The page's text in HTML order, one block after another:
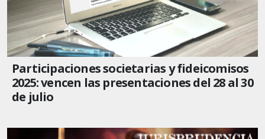
Participaciones societarias y fideicomisos
2025: vencen las presentaciones del 28 al 30
de julio